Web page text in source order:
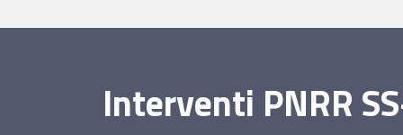
Interventi PNRR